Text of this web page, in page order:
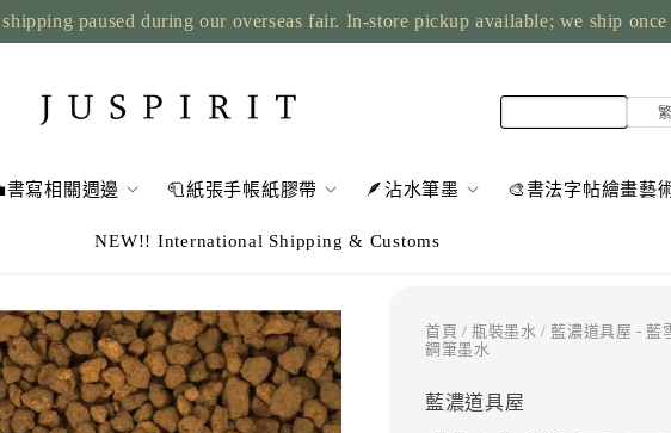
taxes prepaid up to USD 2,500, nothing to pay on delivery
書寫相關週邊 🧻紙張手帳紙膠帶 🪶沾水筆墨 🎨書法字帖繪畫藝
NEW!! International Shipping & Customs
首頁 /瓶裝墨水 / 藍濃道具屋 - 藍
鋼筆墨水
藍濃道具屋